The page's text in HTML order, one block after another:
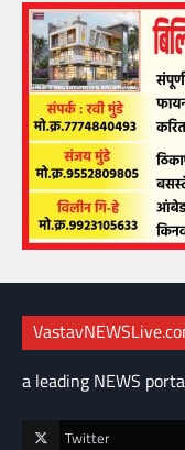
a leading NEWS
Twitter